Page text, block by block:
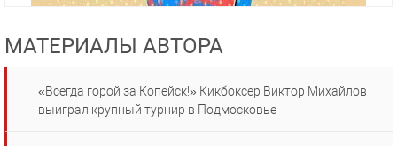
МАТЕРИАЛЫ АВТОРА
«Всегда горой за Копейск!» Кикбоксер Виктор Михайлов
выиграл крупный турнир в Подмосковье